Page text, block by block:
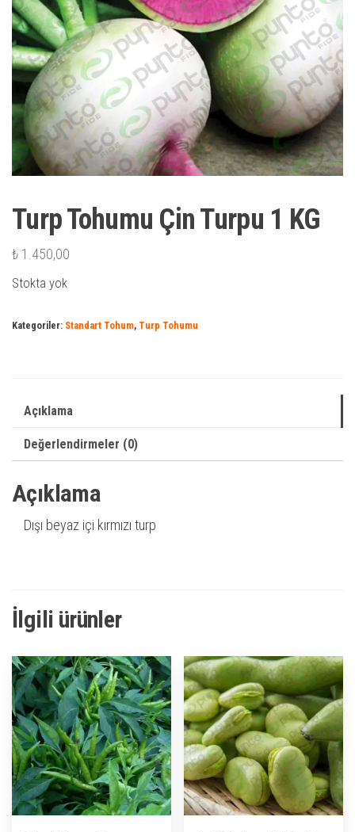
Turp Tohumu Çin Turpu 1 KG
₺ 1.450,00
Stokta yok
Kategoriler: Standart Tohum, Turp Tohumu
Açıklama
Değerlendirmeler (0)
Açıklama
Dışı beyaz içi kırmızı turp
İlgili ürünler